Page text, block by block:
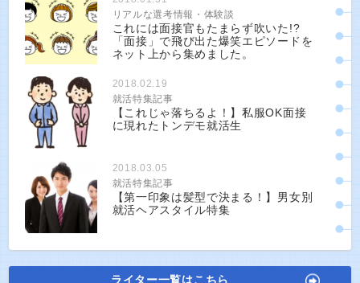
リアルな選考情報・体験談
これには面接官もたまらず吹いた!?
「面接」で飛び出た爆笑エピソードを
ネット上から集めました。
2018.02.19
就活特集記事
【これじゃ落ちるよ！】私服OK面接
に現れたトンデモ就活生
2018.03.05
就活特集記事
【第一印象は髪型で決まる！】男女別
就活ヘアスタイル特集
ライター一覧はこちら